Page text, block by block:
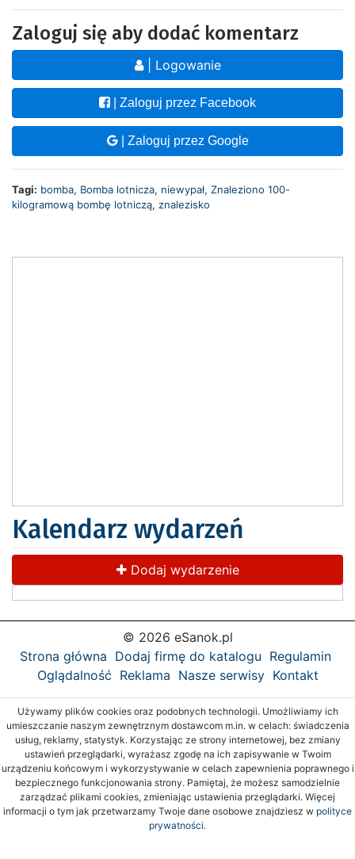
Zaloguj się aby dodać komentarz
| Logowanie
| Zaloguj przez Facebook
| Zaloguj przez Google
Tagi: bomba, Bomba lotnicza, niewypał, Znaleziono 100-
kilogramową bombę lotniczą, znalezisko
Kalendarz wydarzeń
Dodaj wydarzenie
© 2026 eSanok.pl
Strona główna Dodaj firmę do katalogu Regulamin
Oglądalność Reklama Nasze serwisy Kontakt
Używamy plików cookies oraz podobnych technologii. Umożliwiamy ich
umieszczanie naszym zewnętrznym dostawcom m.in. w celach: świadczenia
usług, reklamy, statystyk. Korzystając ze strony internetowej, bez zmiany
ustawień przeglądarki, wyrażasz zgodę na ich zapisywanie w Twoim
urządzeniu końcowym i wykorzystywanie w celach zapewnienia poprawnego i
bezpiecznego funkcjonowania strony. Pamiętaj, że możesz samodzielnie
zarządzać plikami cookies, zmieniając ustawienia przeglądarki. Więcej
informacji o tym jak przetwarzamy Twoje dane osobowe znajdziesz w polityce
prywatności.